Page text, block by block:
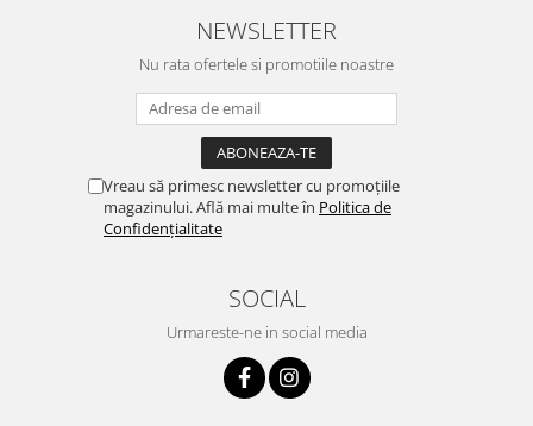
NEWSLETTER
Nu rata ofertele si promotiile noastre
Vreau să primesc newsletter cu promoțiile
magazinului. Află mai multe în Politica de
Confidențialitate
SOCIAL
Urmareste-ne in social media